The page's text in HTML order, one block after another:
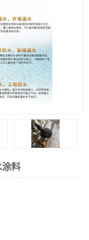
涂料